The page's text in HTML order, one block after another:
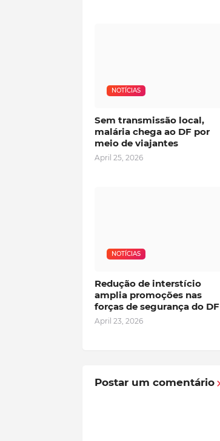
NOTÍCIAS
Sem transmissão local,
malária chega ao DF por
meio de viajantes
April 25, 2026
NOTÍCIAS
Redução de interstício
amplia promoções nas
forças de segurança do DF
April 23, 2026
Postar um comentário